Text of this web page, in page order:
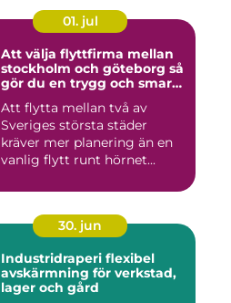
01. jul
Att välja flyttfirma mellan
stockholm och göteborg så
gör du en trygg och smart
Att flytta mellan två av
Sveriges största städer
kräver mer planering än en
vanlig flytt runt hörnet...
30. jun
Industridraperi flexibel
avskärmning för verkstad,
lager och gård